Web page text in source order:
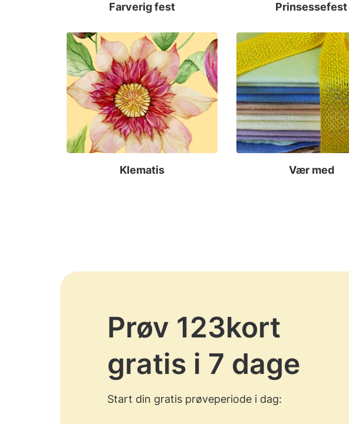
Farverig fest Prinsessefest
Klematis Vær med
Prøv 123kort
gratis i 7 dage
Start din gratis prøveperiode i dag: